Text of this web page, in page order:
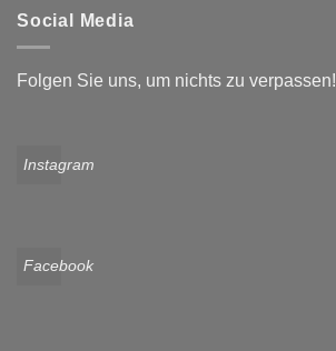
Social Media
Folgen Sie uns, um nichts zu verpassen!
Instagram
Facebook